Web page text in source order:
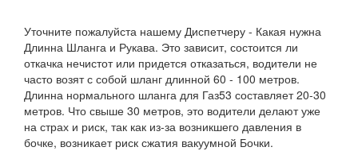
Уточните пожалуйста нашему Диспетчеру - Какая нужна
Длинна Шланга и Рукава. Это зависит, состоится ли
откачка нечистот или придется отказаться, водители не
часто возят с собой шланг длинной 60 - 100 метров.
Длинна нормального шланга для Газ53 составляет 20-30
метров. Что свыше 30 метров, это водители делают уже
на страх и риск, так как из-за возникшего давления в
бочке, возникает риск сжатия вакуумной Бочки.